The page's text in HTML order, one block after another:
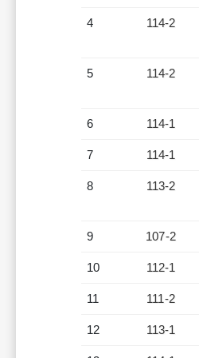
4 114-2
5 114-2
6 114-1
7 114-1
8 113-2
9 107-2
10 112-1
11 111-2
12 113-1